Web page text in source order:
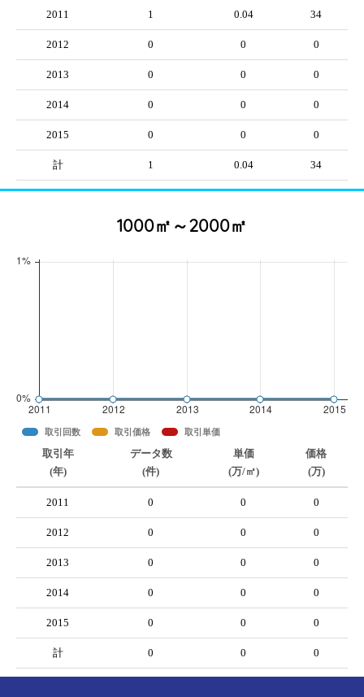
2011 1 0.04 34
2012 0 0 0
2013 0 0 0
2014 0 0 0
2015 0 0 0
計 1 0.04 34
1000㎡～2000㎡
取引回数 取引価格 取引単価
取引年
(年)
データ数
(件)
単価
(万/㎡)
価格
(万)
2011 0 0 0
2012 0 0 0
2013 0 0 0
2014 0 0 0
2015 0 0 0
計 0 0 0